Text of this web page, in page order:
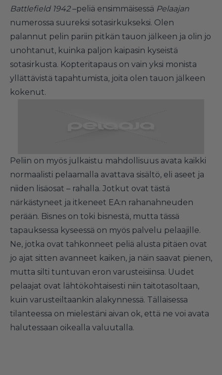
Battlefield 1942–peliä ensimmäisessä Pelaajan
numerossa suureksi sotasirkukseksi. Olen
palannut pelin pariin pitkän tauon jälkeen ja olin jo
unohtanut, kuinka paljon kaipasin kyseistä
sotasirkusta. Kopteritapaus on vain yksi monista
yllättävistä tapahtumista, joita olen tauon jälkeen
kokenut.
Peliin on myös julkaistu mahdollisuus avata kaikki
normaalisti pelaamalla avattava sisältö, eli aseet ja
niiden lisäosat – rahalla. Jotkut ovat tästä
närkästyneet ja itkeneet EA:n rahanahneuden
perään. Bisnes on toki bisnestä, mutta tässä
tapauksessa kyseessä on myös palvelu pelaajille.
Ne, jotka ovat tahkonneet peliä alusta pitäen ovat
jo ajat sitten avanneet kaiken, ja näin saavat pienen,
mutta silti tuntuvan eron varusteisiinsa. Uudet
pelaajat ovat lähtökohtaisesti niin taitotasoltaan,
kuin varusteiltaankin alakynnessä. Tällaisessa
tilanteessa on mielestäni aivan ok, että ne voi avata
halutessaan oikealla valuutalla.